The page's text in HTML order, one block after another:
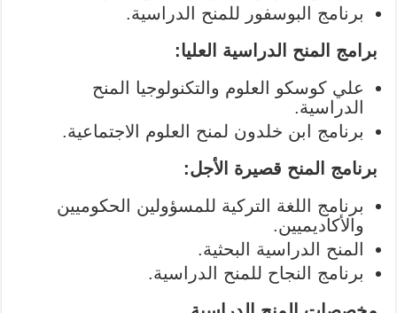
برنامج البوسفور للمنح الدراسية.
برامج المنح الدراسية العليا:
علي كوسكو العلوم والتكنولوجيا المنح
الدراسية.
برنامج ابن خلدون لمنح العلوم الاجتماعية.
برنامج المنح قصيرة الأجل:
برنامج اللغة التركية للمسؤولين الحكوميين
والأكاديميين.
المنح الدراسية البحثية.
برنامج النجاح للمنح الدراسية.